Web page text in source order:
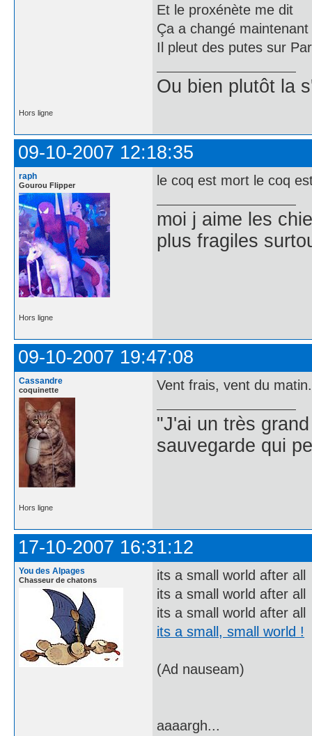
Et le proxénète me dit
Ça a changé maintenant
Il pleut des putes sur
Ou bien plutôt la
Hors ligne
09-10-2007 12:18:35
raph
Gourou Flipper le coq est mort le coq
moi j aime les
plus fragiles
Hors ligne
09-10-2007 19:47:08
Cassandre
coquinette Vent frais, vent du
"J'ai un très
sauvegarde qui
Hors ligne
17-10-2007 16:31:12
You des Alpages
Chasseur de chatons
its a small world after all
its a small world after all
its a small world after all
its a small, small world !
(Ad nauseam)
aaaargh...